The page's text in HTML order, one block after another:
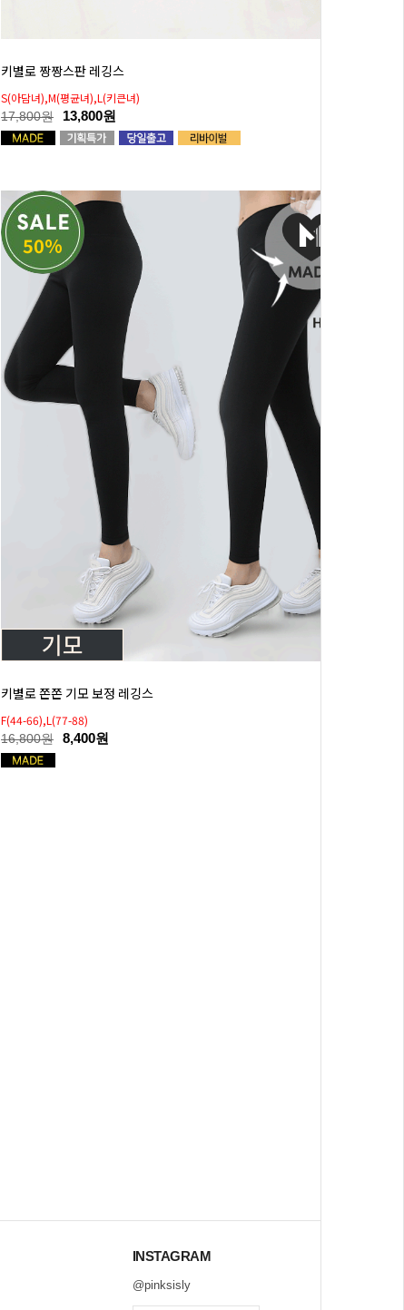
키별로 짱짱스판 레깅스
S(아담녀),M(평균녀),L(키큰녀)
17,800원 13,800원
50%
키별로 쫀쫀 기모 보정 레깅스
F(44-66),L(77-88)
16,800원 8,400원
INSTAGRAM
@pinksisly